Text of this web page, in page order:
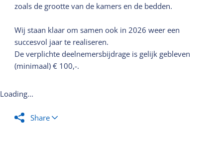
zoals de grootte van de kamers en de bedden.
Wij staan klaar om samen ook in 2026 weer een
succesvol jaar te realiseren.
De verplichte deelnemersbijdrage is gelijk gebleven
(minimaal) € 100,-.
Loading...
Share